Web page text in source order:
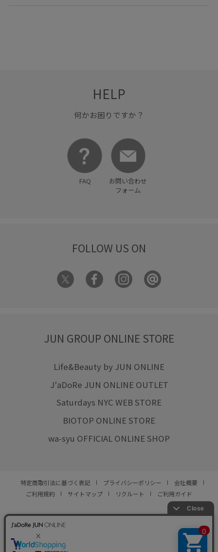
HELP
何かお困りですか？
FAQ
お問い合わせ
フォーム
FOLLOW US ON
JUN GROUP ONLINE STORE
Life&Beauty by JUN ONLINE
J'aDoRe JUN ONLINE OUTLET
Saturdays NYC WEB STORE
BIOTOP ONLINE STORE
wa-syu OFFICIAL ONLINE SHOP
特定商取引法に基づく表記 プライバシーポリシー
会社概要
ご利用規約
サイトマップ リクルート ご利用ガイド
© JUN CO.,LTD. ALL RIGHTS RESERVED.